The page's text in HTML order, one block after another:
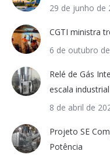
29 de junho de
CGTI ministra
6 de outubro
Relé de Gás
escala industrial
8 de abril de
Projeto SE
Potência